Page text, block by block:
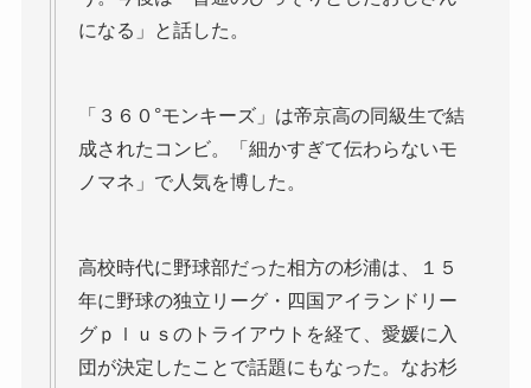
になる」と話した。
「３６０°モンキーズ」は帝京高の同級生で結
成されたコンビ。「細かすぎて伝わらないモ
ノマネ」で人気を博した。
高校時代に野球部だった相方の杉浦は、１５
年に野球の独立リーグ・四国アイランドリー
グｐｌｕｓのトライアウトを経て、愛媛に入
団が決定したことで話題にもなった。なお杉